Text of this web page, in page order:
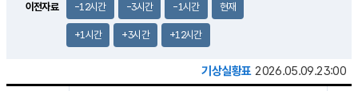
이전자료 -12시간 -3시간 -1시간 현재
+1시간 +3시간 +12시간
기상실황표 2026.05.09.23:00